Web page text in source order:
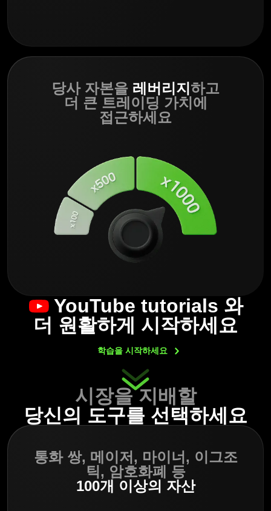
당사 자본을 레버리지 하고
더 큰 트레이딩 가치에
접근하세요
YouTube tutorials 와
더 원활하게 시작하세요
학습을 시작하세요
시장을 지배할
당신의 도구를 선택하세요
통화 쌍, 메이저, 마이너, 이그조
틱, 암호화폐 등
100개 이상의 자산